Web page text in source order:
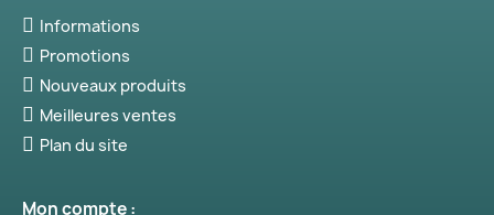
Informations
Promotions
Nouveaux produits
Meilleures ventes
Plan du site
Mon compte :